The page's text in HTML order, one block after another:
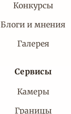
Конкурсы
Блоги и мнения
Галерея
Сервисы
Камеры
Границы